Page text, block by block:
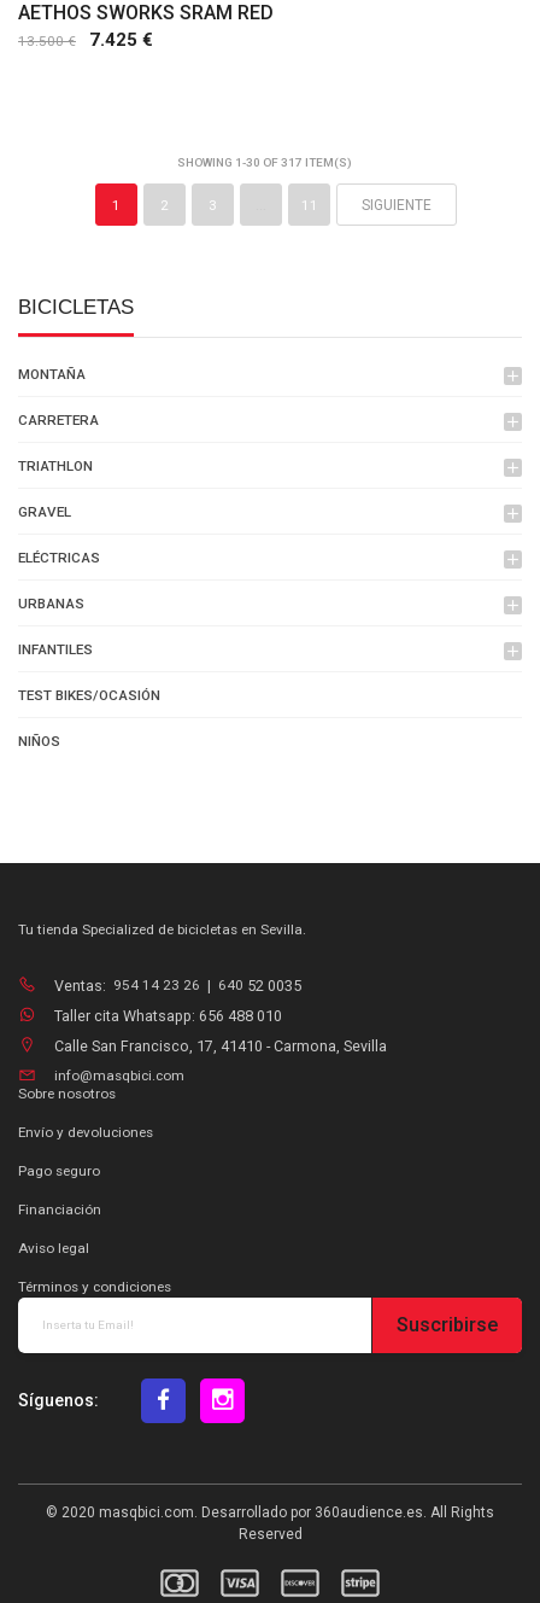
BICICLETAS
MONTAÑA add
CARRETERA add
TRIATHLON add
GRAVEL add
ELÉCTRICAS add
URBANAS add
INFANTILES add
TEST BIKES/OCASIÓN
NIÑOS
AETHOS SWORKS SRAM RED
13.500 € 7.425 €
SHOWING 1-30 OF 317 ITEM(S)
1 2 3 11 SIGUIENTE
Tu tienda Specialized de bicicletas en Sevilla.
Ventas: 954 14 23 26 | 640 52 0035
Taller cita Whatsapp: 656 488 010
Calle San Francisco, 17, 41410 - Carmona, Sevilla
info@masqbici.com
Sobre nosotros
Envío y devoluciones
Pago seguro
Financiación
Aviso legal
Términos y condiciones
Suscribirse
Síguenos:
© 2020 masqbici.com . Desarrollado por 360audience.es . All Rights
Reserved